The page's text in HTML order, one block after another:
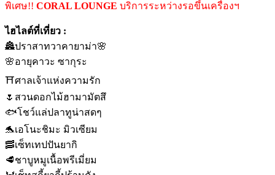
พิเศษ!! CORAL LOUNGE บริการระหว่างรอขึ้นเครื่องฯ
ไฮไลต์ที่เที่ยว :
🏯ปราสาทวาคายาม่า🌸
🌸อายุคาวะ ซากุระ
⛩️ศาลเจ้าแห่งความรัก
🌷สวนดอกไม้ฮามามัตสึ
🐟โชว์แล่ปลาทูน่าสดๆ
🐬เอโนะชิมะ มิวเซียม
🥓เซ็ทเทปปันยากิ
🥩ชาบูหมูเนื้อพรีเมี่ยม